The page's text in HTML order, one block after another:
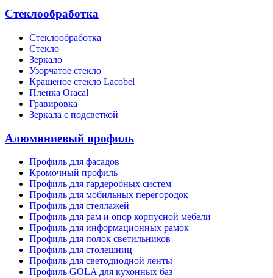
Стеклообработка
Стеклообработка
Стекло
Зеркало
Узорчатое стекло
Крашеное стекло Lacobel
Пленка Oracal
Гравировка
Зеркала с подсветкой
Алюминиевый профиль
Профиль для фасадов
Кромочный профиль
Профиль для гардеробных систем
Профиль для мобильных перегородок
Профиль для стеллажей
Профиль для рам и опор корпусной мебели
Профиль для информационных рамок
Профиль для полок светильников
Профиль для столешниц
Профиль для светодиодной ленты
Профиль GOLA для кухонных баз